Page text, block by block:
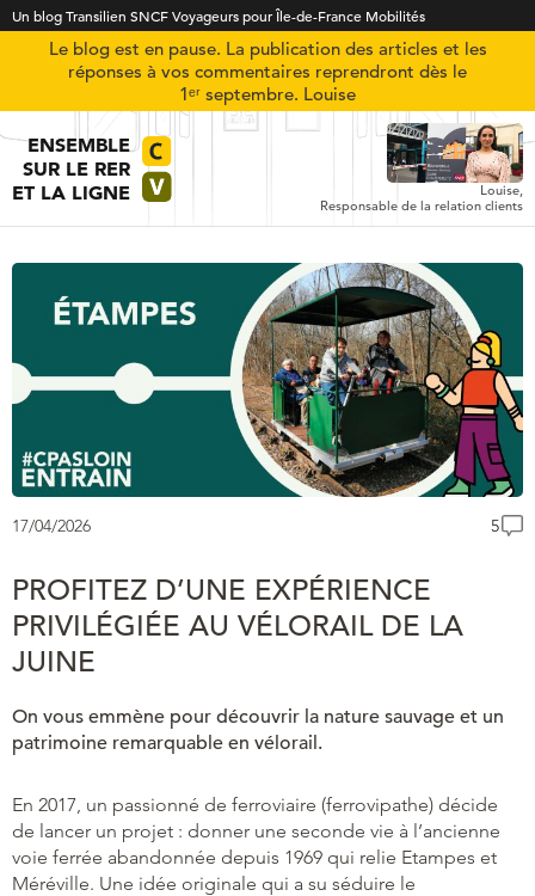
Un blog Transilien SNCF Voyageurs pour Île-de-France Mobilités
Le blog est en pause. La publication des articles et les
réponses à vos commentaires reprendront dès le
1ᵉʳ septembre. Louise
ENSEMBLE
SUR LE RER
ET LA LIGNE
Louise,
Responsable de la relation clients
17/04/2026 5
PROFITEZ D’UNE EXPÉRIENCE
PRIVILÉGIÉE AU VÉLORAIL DE LA
JUINE
On vous emmène pour découvrir la nature sauvage et un
patrimoine remarquable en vélorail.
En 2017, un passionné de ferroviaire (ferrovipathe) décide
de lancer un projet : donner une seconde vie à l’ancienne
voie ferrée abandonnée depuis 1969 qui relie Etampes et
Méréville. Une idée originale qui a su séduire le